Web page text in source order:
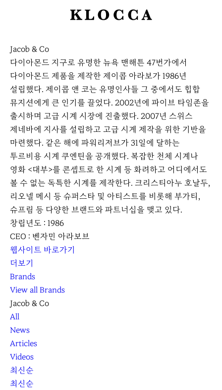
K
C
A
Jacob & Co
다이아몬드 지구로 유명한 뉴욕 맨해튼 47번가에서
다이아몬드 제품을 제작한 제이콥 아라보가 1986년
설립했다. 제이콥 앤 코는 유명인사들 그 중에서도 힙합
뮤지션에게 큰 인기를 끌었다. 2002년에 파이브 타임존을
출시하며 고급 시계 시장에 진출했다. 2007년 스위스
제네바에 지사를 설립하고 고급 시계 제작을 위한 기반을
마련했다. 같은 해에 파워리저브가 31일에 달하는
투르비용 시계 쿠엔틴을 공개했다. 복잡한 천체 시계나
영화 <대부>를 콘셉트로 한 시계 등 화려하고 어디에서도
볼 수 없는 독특한 시계를 제작한다. 크리스티아누 호날두,
리오넬 메시 등 슈퍼스타 및 아티스트를 비롯해 부가티,
슈프림 등 다양한 브랜드와 파트너십을 맺고 있다.
창립년도 : 1986
CEO : 벤자민 아라보브
웹사이트 바로가기
더보기
Brands
View all Brands
Jacob & Co
All
News
Articles
Videos
최신순
최신순